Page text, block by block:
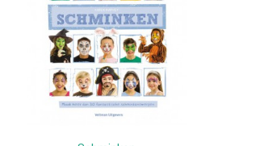
€ 7,99